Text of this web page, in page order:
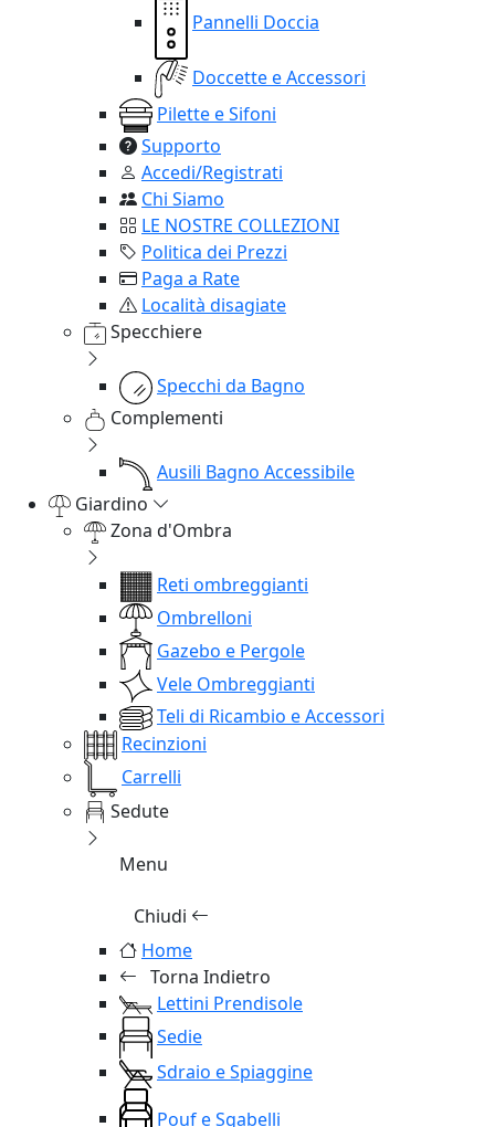
Pannelli Doccia
Doccette e Accessori
Pilette e Sifoni
Supporto
Accedi/Registrati
Chi Siamo
LE NOSTRE COLLEZIONI
Politica dei Prezzi
Paga a Rate
Località disagiate
Specchiere
Specchi da Bagno
Complementi
Ausili Bagno Accessibile
Giardino
Zona d'Ombra
Reti ombreggianti
Ombrelloni
Gazebo e Pergole
Vele Ombreggianti
Teli di Ricambio e Accessori
Recinzioni
Carrelli
Sedute
Menu
Chiudi
Home
Torna Indietro
Lettini Prendisole
Sedie
Sdraio e Spiaggine
Pouf e Sgabelli